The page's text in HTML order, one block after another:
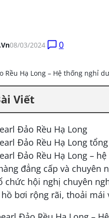
08/03/2024 0
Viết
Đảo Rều Hạ Long
Đảo Rều Hạ Long
Đảo Rều Hạ Long –
đẳng cấp và chuyên
chức hội nghị chuyên
bơi rộng rãi, thoải mái